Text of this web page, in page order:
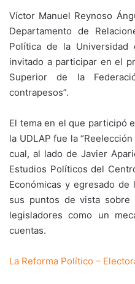
Víctor Manuel Reynoso
Departamento de
Política de la Universidad
invitado a participar en el
Superior de la
contrapesos”.
El tema en el que participó
la UDLAP fue la
cual, al lado de Javier
Estudios Políticos del
Económicas y egresado de
sus puntos de vista sobre
legisladores como un
cuentas.
La Reforma Político –